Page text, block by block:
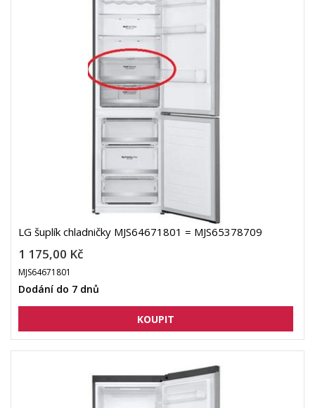
LG šuplík chladničky MJS64671801 = MJS65378709
1 175,00 Kč
MJS64671801
Dodání do 7 dnů